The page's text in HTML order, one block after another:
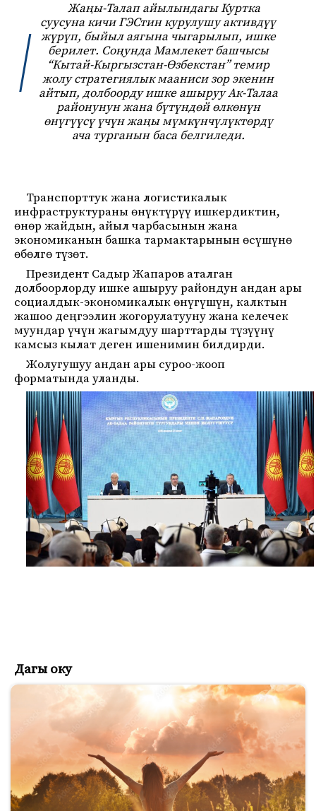
Жаңы-Талап айылындагы Куртка
суусуна кичи ГЭСтин курулушу активдүү
жүрүп, быйыл аягына чыгарылып, ишке
берилет. Соңунда Мамлекет башчысы
“Кытай-Кыргызстан-Өзбекстан” темир
жолу стратегиялык мааниси зор экенин
айтып, долбоорду ишке ашыруу Ак-Талаа
районунун жана бүтүндөй өлкөнүн
өнүгүүсү үчүн жаңы мүмкүнчүлүктөрдү
ача турганын баса белгиледи.
Транспорттук жана логистикалык
инфраструктураны өнүктүрүү ишкердиктин,
өнөр жайдын, айыл чарбасынын жана
экономиканын башка тармактарынын өсүшүнө
өбөлгө түзөт.
Президент Садыр Жапаров аталган
долбоорлорду ишке ашыруу райондун андан ары
социалдык-экономикалык өнүгүшүн, калктын
жашоо деңгээлин жогорулатууну жана келечек
муундар үчүн жагымдуу шарттарды түзүүнү
камсыз кылат деген ишенимин билдирди.
Жолугушуу андан ары суроо-жооп
форматында уланды.
Дагы оку